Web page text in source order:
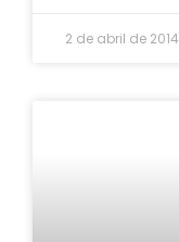
2 de abril de 2014